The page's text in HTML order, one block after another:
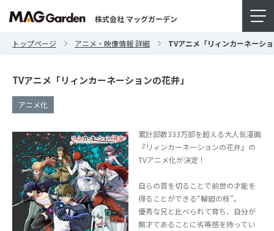
株式会社 マッグガーデン
トップページ アニメ・映像情報 詳細 TVアニメ「リィンカーネーシ
TVアニメ「リィンカーネーションの花弁」
アニメ化
累計部数333万部を超える大人気漫画
『リィンカーネーションの花弁』の
TVアニメ化が決定！
自らの首を切ることで前世の才能を
得ることができる“輪廻の枝”。
優秀な兄と比べられて育ち、自分が
無才であることに劣等感を持ってい